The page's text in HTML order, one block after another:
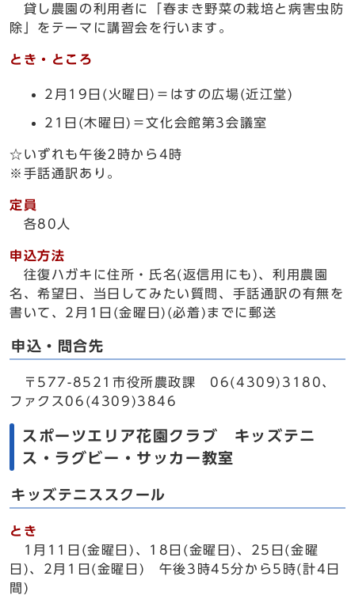
貸し農園の利用者に「春まき野菜の栽培と病害虫防
除」をテーマに講習会を行います。
とき・ところ
2月19日(火曜日)＝はすの広場(近江堂)
21日(木曜日)＝文化会館第3会議室
☆いずれも午後2時から4時
※手話通訳あり。
定員
各80人
申込方法
往復ハガキに住所・氏名(返信用にも)、利用農園
名、希望日、当日してみたい質問、手話通訳の有無を
書いて、2月1日(金曜日)(必着)までに郵送
申込・問合先
〒577-8521市役所農政課 06(4309)3180、
ファクス06(4309)3846
スポーツエリア花園クラブ キッズテニ
ス・ラグビー・サッカー教室
キッズテニススクール
とき
1月11日(金曜日)、18日(金曜日)、25日(金曜
日)、2月1日(金曜日) 午後3時45分から5時(計4日
間)